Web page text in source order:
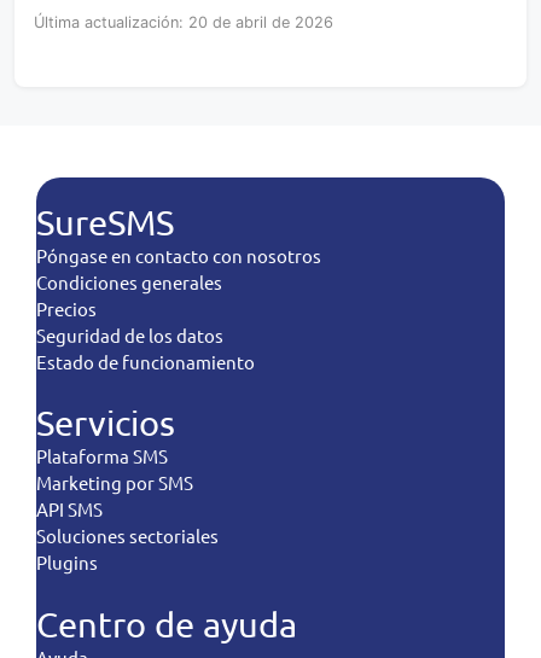
Última actualización: 20 de abril de 2026
SureSMS
Póngase en contacto con nosotros
Condiciones generales
Precios
Seguridad de los datos
Estado de funcionamiento
Servicios
Plataforma SMS
Marketing por SMS
API SMS
Soluciones sectoriales
Plugins
Centro de ayuda